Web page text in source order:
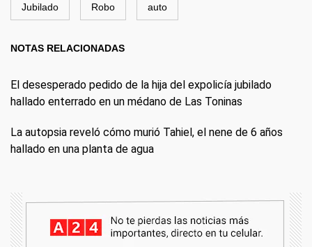
Jubilado Robo auto
NOTAS RELACIONADAS
El desesperado pedido de la hija del expolicía jubilado
hallado enterrado en un médano de Las Toninas
La autopsia reveló cómo murió Tahiel, el nene de 6 años
hallado en una planta de agua